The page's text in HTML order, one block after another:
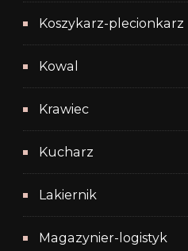
Koszykarz-plecionkarz
Kowal
Krawiec
Kucharz
Lakiernik
Magazynier-logistyk